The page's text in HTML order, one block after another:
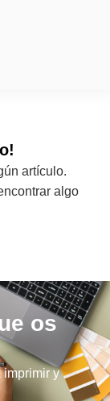
artículo.
algo
os
imprimir y